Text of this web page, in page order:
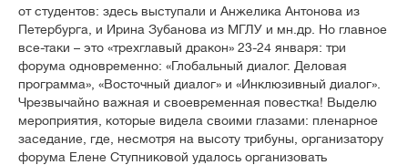
от студентов: здесь выступали и Анжелика Антонова из
Петербурга, и Ирина Зубанова из МГЛУ и мн.др. Но главное
все-таки – это «трехглавый дракон» 23-24 января: три
форума одновременно: «Глобальный диалог. Деловая
программа», «Восточный диалог» и «Инклюзивный диалог».
Чрезвычайно важная и своевременная повестка! Выделю
мероприятия, которые видела своими глазами: пленарное
заседание, где, несмотря на высоту трибуны, организатору
форума Елене Ступниковой удалось организовать